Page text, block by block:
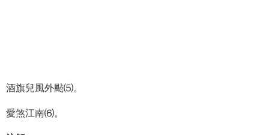
酒旗兒風外颭⑸。
愛煞江南⑹。